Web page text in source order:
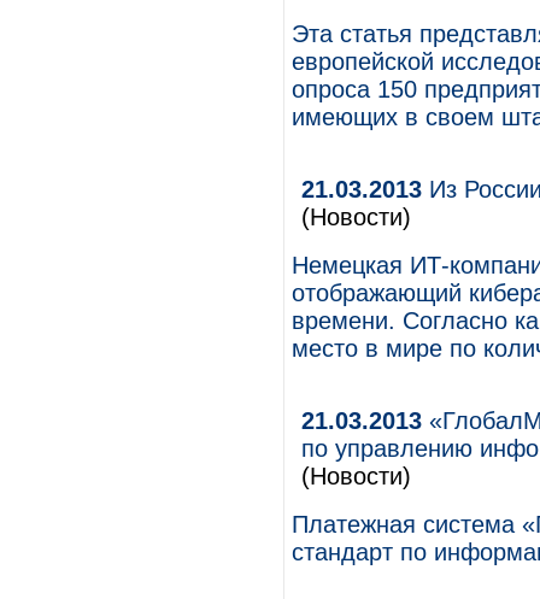
Эта статья
европейской
опроса 150
имеющих в своем
21.03.2013 Из
(Новости)
Немецкая ИТ-
отображающий
времени. Согласно
место в мире по
21.03.2013
по управлению
(Новости)
Платежная система
стандарт по